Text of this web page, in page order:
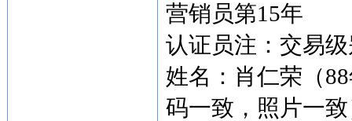
营销员第15年
认证员注：交易
姓名：肖仁荣（
码一致，照片一